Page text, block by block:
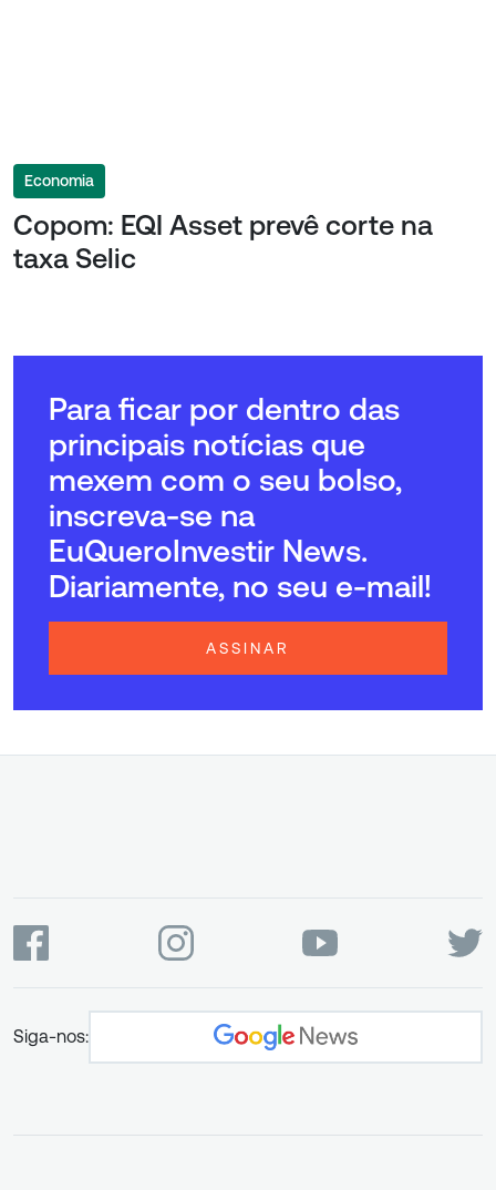
Economia
Copom: EQI Asset prevê corte na
taxa Selic
Para ficar por dentro das
principais notícias que
mexem com o seu bolso,
inscreva-se na
EuQueroInvestir News.
Diariamente, no seu e-mail!
ASSINAR
Siga-nos: